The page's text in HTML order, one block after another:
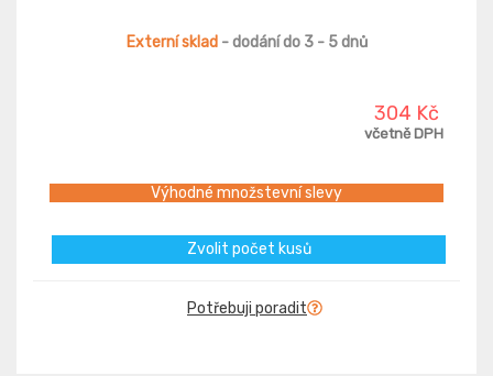
Externí sklad - dodání do 3 - 5 dnů
304 Kč
včetně DPH
Výhodné množstevní slevy
Zvolit počet kusů
Potřebuji poradit